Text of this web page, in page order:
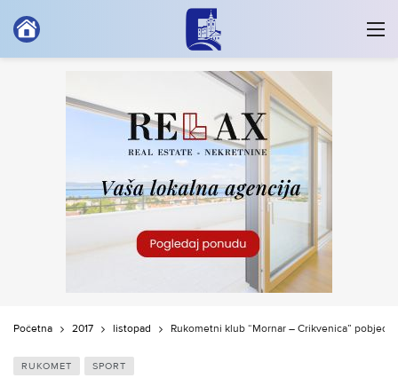
Početna 2017 listopad Rukometni klub “Mornar – Crikvenica”
RUKOMET SPORT